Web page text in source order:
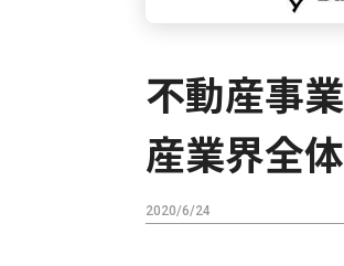
不動産事
産業界全
2020/6/24